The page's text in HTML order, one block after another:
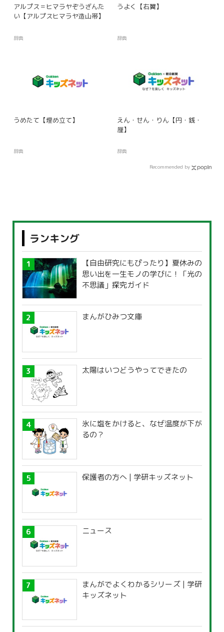
アルプス＝ヒマラヤぞうざんた
い【アルプスヒマラヤ造山帯】
辞典
うよく【右翼】
辞典
うめたて【埋め立て】
辞典
えん・せん・りん【円・銭・
厘】
辞典
Recommended by
ランキング
【自由研究にもぴったり】夏休みの
思い出を一生モノの学びに！「光の
不思議」探究ガイド
まんがひみつ文庫
太陽はいつどうやってできたの
氷に塩をかけると、なぜ温度が下が
るの？
保護者の方へ | 学研キッズネット
ニュース
まんがでよくわかるシリーズ | 学研
キッズネット